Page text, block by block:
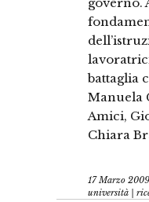
battaglia
Manuela
Amici,
Chiara
17 Marzo 2009
università |